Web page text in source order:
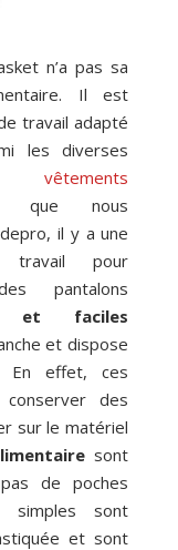
n’a pas sa
Il est
travail adapté
les diverses
vêtements
que nous
il y a une
travail pour
pantalons
et faciles
et dispose
En effet, ces
des
sur le matériel
sont
de poches
simples sont
et sont